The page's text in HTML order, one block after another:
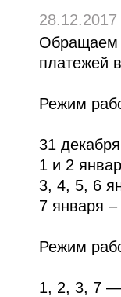
28.12.2017
платежей
Режим
31
1 и 2
3, 4, 5, 6
7 января
Режим
1, 2, 3, 7